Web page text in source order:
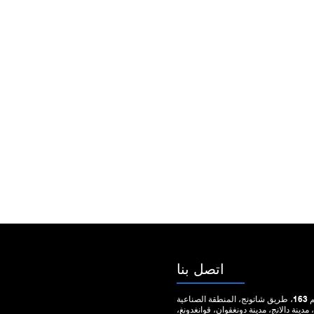
اتصل بنا
العنوان:رقم 163، طريق شاتونج، المنطقة الصناعية
مدينة دالانج، مدينة دونغقوان، قوانغدونغ،